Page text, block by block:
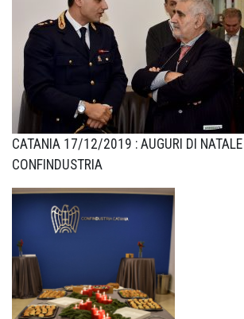
CATANIA 17/12/2019 : AUGURI DI NATALE
CONFINDUSTRIA